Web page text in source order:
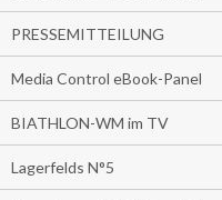
PRESSEMITTEILUNG
Media Control eBook-Panel
BIATHLON-WM im TV
Lagerfelds N°5